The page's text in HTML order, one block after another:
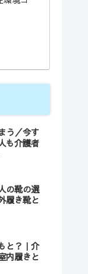
う／今す
も介護者
の靴の選
履き靴と
と？｜介
内履きと